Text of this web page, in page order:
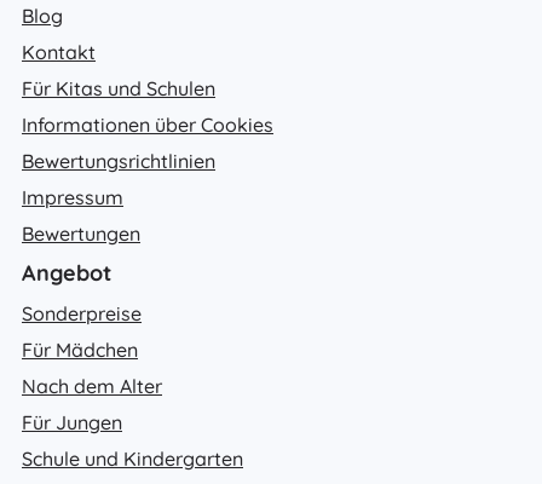
Blog
Kontakt
Für Kitas und Schulen
Informationen über Cookies
Bewertungsrichtlinien
Impressum
Bewertungen
Angebot
Sonderpreise
Für Mädchen
Nach dem Alter
Für Jungen
Schule und Kindergarten